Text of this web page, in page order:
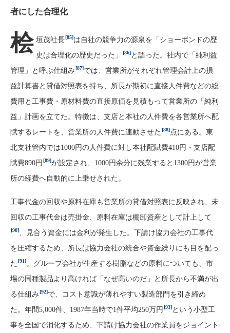
者にした合理化
桧 垣茂社長[85]は自社の競争力の源泉を「ショーボンドの歴
史は合理化の歴史だった」
[86]と語った。社内で「純利益
管理」と呼ぶ仕組み[87]では、営業所がそれぞれ管理会計上の損
益計算書と貸借対照表を持ち、所長が期初に直接人件費などの総
費用と工事費・原材料費の直接原価を見積もって営業所の「純利
益」計画を立てた。特徴は、支店と本社の人件費を各営業所へ配
賦するレートを、営業所の人件費に連動させた [88]点にある。東
北支社管内では1000円の人件費に対し本社配賦費410円・支店配
賦費890円 [89]が設定され、1000円余分に残業すると1300円が営業
所の経費へ自動的に上乗せされた。
工事代金の回収や原料在庫も営業所の貸借対照表に反映され、未
回収の工事代金は売掛金、原料在庫は棚卸資産として計上して
[90]
、見合う資金には金利が発生した。下請け協力会社の工事代
を圧縮するため、所長は協力会社の統合や資金繰りにも目を配っ
た [91]。グループ会社が生産する樹脂などの原料についても、市
場の同種製品より高ければ「なぜ高いのだ」と所長から不満が出
る仕組み[92]で、コスト意識が薄れやすい製造部門を引き締め
た。年間5,000件、1987年当時で1件平均250万円 [93]という小型工
事を全国で消化するため、下請け協力会社の作業員をジョイント